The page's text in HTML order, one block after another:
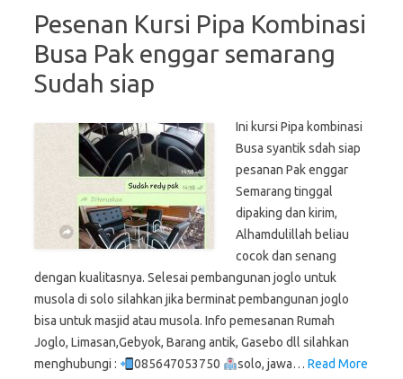
Pesenan Kursi Pipa Kombinasi
Busa Pak enggar semarang
Sudah siap
Ini kursi Pipa kombinasi
Busa syantik sdah siap
pesanan Pak enggar
Semarang tinggal
dipaking dan kirim,
Alhamdulillah beliau
cocok dan senang
dengan kualitasnya. Selesai pembangunan joglo untuk
musola di solo silahkan jika berminat pembangunan joglo
bisa untuk masjid atau musola. Info pemesanan Rumah
Joglo, Limasan,Gebyok, Barang antik, Gasebo dll silahkan
menghubungi :
085647053750 solo, jawa… Read More